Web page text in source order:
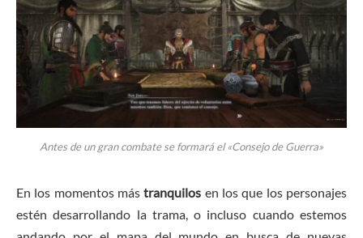
Antes de un gran combate se formará el «Consejo de Guerra»
En los momentos mástranquilos en los que los personajes
estén desarrollando la trama, o incluso cuando estemos